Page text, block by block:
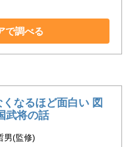
で調べる
くなるほど面白い 図
武将の話
男(監修)